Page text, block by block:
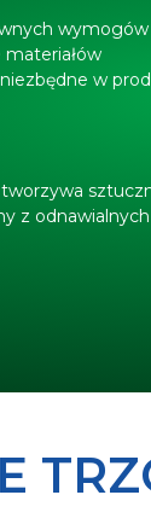
wymogów
w
z odnawialnych